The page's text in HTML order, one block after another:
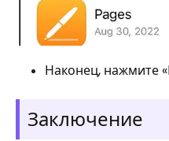
Наконец, нажмите
Заключение